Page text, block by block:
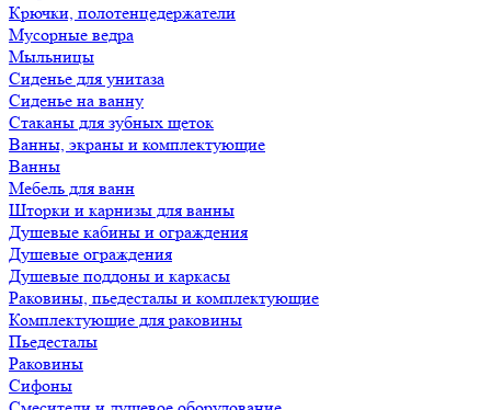
Крючки, полотенцедержатели
Мусорные ведра
Мыльницы
Сиденье для унитаза
Сиденье на ванну
Стаканы для зубных щеток
Ванны, экраны и комплектующие
Ванны
Мебель для ванн
Шторки и карнизы для ванны
Душевые кабины и ограждения
Душевые ограждения
Душевые поддоны и каркасы
Раковины, пьедесталы и комплектующие
Комплектующие для раковины
Пьедесталы
Раковины
Сифоны